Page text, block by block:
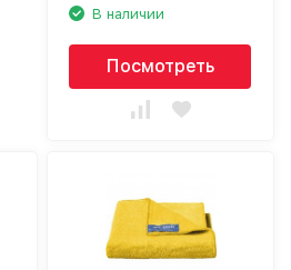
В наличии
Посмотреть